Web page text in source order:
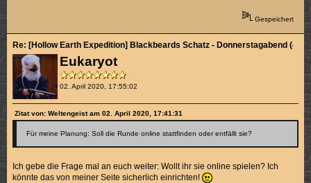
Gespeichert
Eukaryot
02. April 2020, 17:55:02
Re: [Hollow Earth Expedition] Blackbeards Schatz - Donnerstagabend (4/4)
Zitat von: Weltengeist am 02. April 2020, 17:41:31
Für meine Planung: Soll die Runde online stattfinden oder entfällt sie?
Ich gebe die Frage mal an euch weiter: Wollt ihr sie online spielen? Ich
könnte das von meiner Seite sicherlich einrichten!